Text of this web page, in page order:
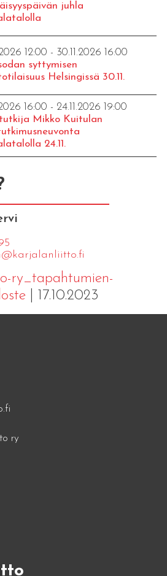
juhla
12:00 - 30.11.2026 16:00
syttymisen
Helsingissä 30.11.
16:00 - 24.11.2026 19:00
Mikko Kuitulan
24.11.
ry_tapahtumien-
| 17.10.2023
ry